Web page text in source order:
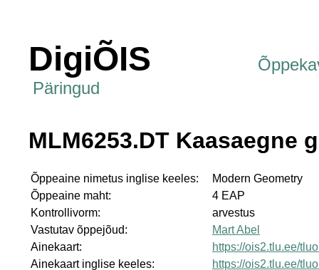
DigiÕIS
Päringud
MLM6253.DT Kaasaegne
Õppeaine nimetus inglise keeles:
Modern Geometry
Õppeaine maht:
4 EAP
Kontrollivorm:
arvestus
Vastutav õppejõud:
Mart Abel
Ainekaart:
https://ois2.tlu.ee/
Ainekaart inglise keeles:
https://ois2.tlu.ee/